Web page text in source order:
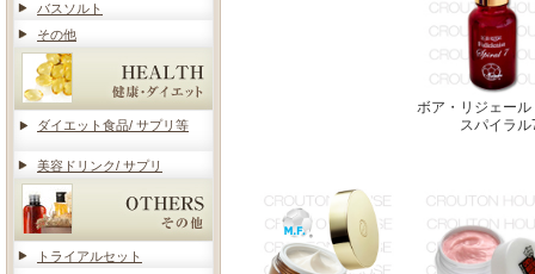
バスソルト
その他
ダイエット食品/ サプリ等
美容ドリンク/ サプリ
トライアルセット
ボア・リジェー
スパイラ